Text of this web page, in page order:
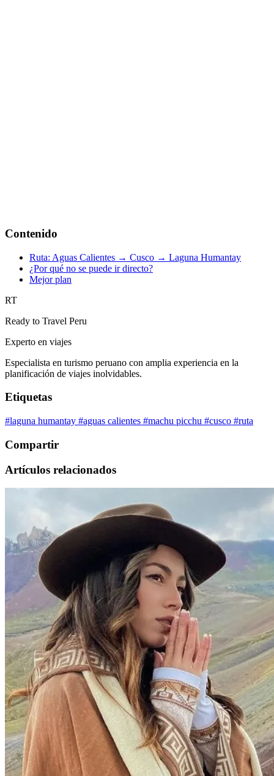
Contenido
Ruta: Aguas Calientes → Cusco → Laguna Humantay
¿Por qué no se puede ir directo?
Mejor plan
RT
Ready to Travel Peru
Experto en viajes
Especialista en turismo peruano con amplia experiencia en la
planificación de viajes inolvidables.
Etiquetas
#laguna humantay #aguas calientes #machu picchu #cusco #ruta
Compartir
Artículos relacionados